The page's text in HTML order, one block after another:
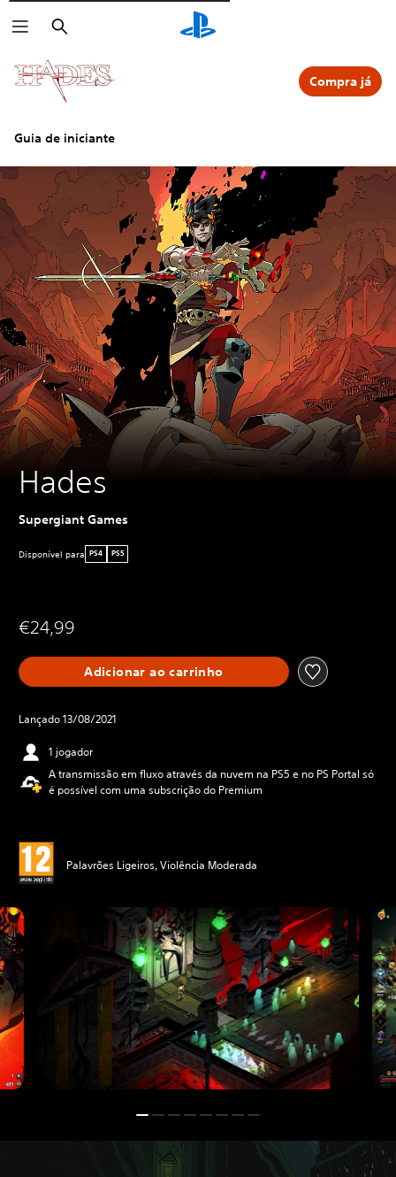
Pesquisar
Guia de iniciante
Compra já
Hades
Supergiant Games
Disponível para PS4 PS5
€24,99
Adicionar ao carrinho
Lançado 13/08/2021
1 jogador
A transmissão em fluxo através da nuvem na PS5 e no PS Portal só
é possível com uma subscrição do Premium
Palavrões Ligeiros, Violência Moderada